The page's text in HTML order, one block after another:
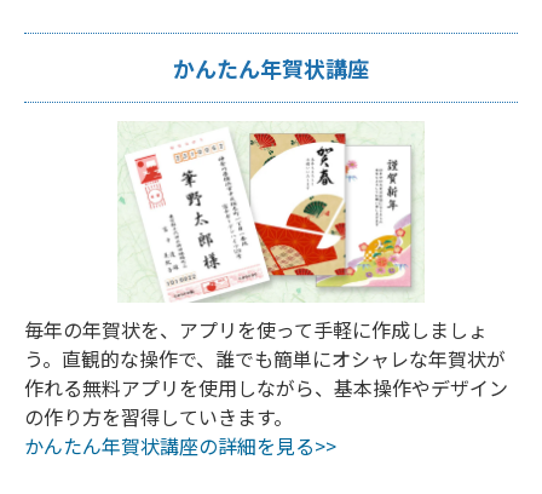
かんたん年賀状講座
毎年の年賀状を、アプリを使って手軽に作成しましょ
う。直観的な操作で、誰でも簡単にオシャレな年賀状が
作れる無料アプリを使用しながら、基本操作やデザイン
の作り方を習得していきます。
かんたん年賀状講座の詳細を見る>>